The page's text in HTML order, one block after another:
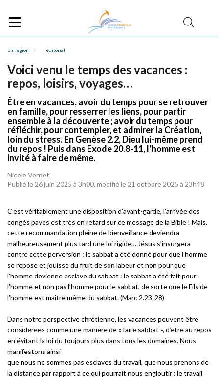
En région éditorial
Voici venu le temps des vacances :
repos, loisirs, voyages…
Être en vacances, avoir du temps pour se retrouver
en famille, pour resserrer les liens, pour partir
ensemble à la découverte ; avoir du temps pour
réfléchir, pour contempler, et admirer la Création,
loin du stress. En Genèse 2.2, Dieu lui-même prend
du repos ! Puis dans Exode 20.8-11, l’homme est
invité à faire de même.
Nicole Vernet
Publié le 26 juin 2025 à 3h00, modifié le 21 octobre 2025 à 23h48
C’est véritablement une disposition d’avant-garde, l’arrivée des
congés payés est très en retard sur ce message de la Bible ! Mais,
cette recommandation pleine de bienveillance deviendra
malheureusement plus tard une loi rigide… Jésus s’insurgera
contre cette perversion : le sabbat a été donné pour que l’homme
se repose et jouisse du fruit de son labeur et non pour que
l’homme devienne esclave du sabbat : le sabbat a été fait pour
l’homme et non pas l’homme pour le sabbat, de sorte que le Fils de
l’homme est maître même du sabbat. (Marc 2.23-28)
Dans notre perspective chrétienne, les vacances peuvent être
considérées comme une manière de « faire sabbat », d’être au repos
en évitant la loi du toujours plus dans tous les domaines. Nous
manifestons ainsi
que nous ne sommes pas esclaves du travail, que nous prenons de
la distance par rapport à ce qui pourrait nous engloutir : le travail